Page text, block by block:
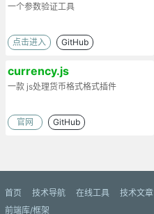
一个参数验证工具
点击进入 GitHub
currency.js
一款 js处理货币格式格式插件
官网 GitHub
首页 技术导航 在线工具 技术文章
前端库/框架